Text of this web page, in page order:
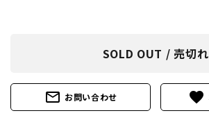
SOLD OUT / 売切れ
mail_outline お問い合わせ favorite